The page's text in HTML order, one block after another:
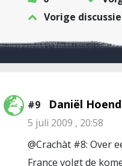
Vorige discussie
#9 Daniël
5 juli 2009 , 20:58
@Crachàt #8: Over
France volgt de